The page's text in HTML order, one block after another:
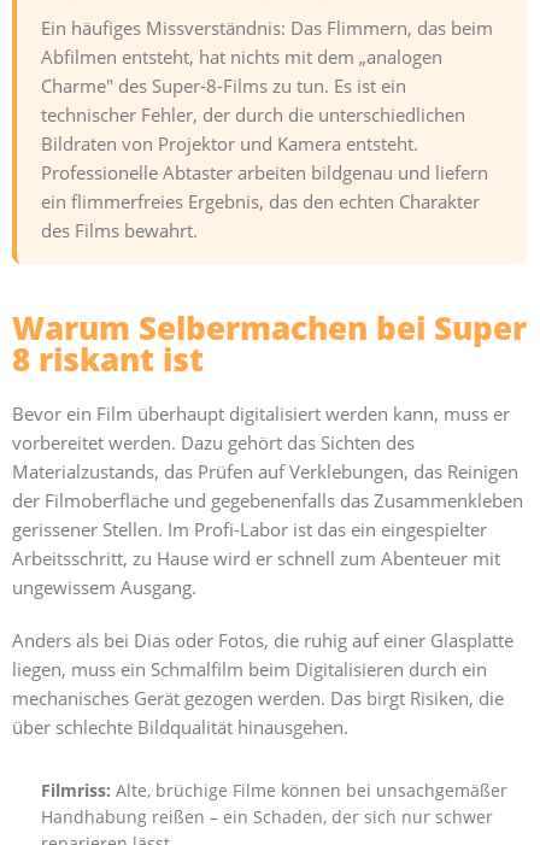
Ein häufiges Missverständnis: Das Flimmern, das beim
Abfilmen entsteht, hat nichts mit dem „analogen
Charme" des Super-8-Films zu tun. Es ist ein
technischer Fehler, der durch die unterschiedlichen
Bildraten von Projektor und Kamera entsteht.
Professionelle Abtaster arbeiten bildgenau und liefern
ein flimmerfreies Ergebnis, das den echten Charakter
des Films bewahrt.
Warum Selbermachen bei Super
8 riskant ist
Bevor ein Film überhaupt digitalisiert werden kann, muss er
vorbereitet werden. Dazu gehört das Sichten des
Materialzustands, das Prüfen auf Verklebungen, das Reinigen
der Filmoberfläche und gegebenenfalls das Zusammenkleben
gerissener Stellen. Im Profi-Labor ist das ein eingespielter
Arbeitsschritt, zu Hause wird er schnell zum Abenteuer mit
ungewissem Ausgang.
Anders als bei Dias oder Fotos, die ruhig auf einer Glasplatte
liegen, muss ein Schmalfilm beim Digitalisieren durch ein
mechanisches Gerät gezogen werden. Das birgt Risiken, die
über schlechte Bildqualität hinausgehen.
Filmriss: Alte, brüchige Filme können bei unsachgemäßer
Handhabung reißen – ein Schaden, der sich nur schwer